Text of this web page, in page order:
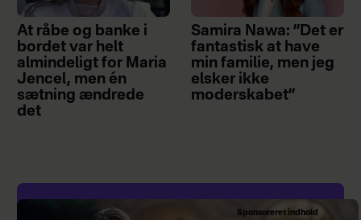
At råbe og banke i
bordet var helt
almindeligt for Maria
Jencel, men én
sætning ændrede
det
Samira Nawa: ”Det er
fantastisk at have
min familie, men jeg
elsker ikke
moderskabet”
Sponsoreret indhold